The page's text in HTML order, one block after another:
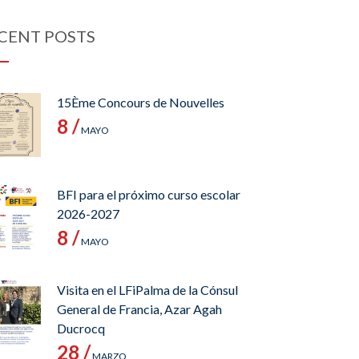
POSTS
15Ème Concours de Nouvelles
8 /MAYO
BFI para el próximo curso escolar
2026-2027
8 /MAYO
Visita en el LFiPalma de la Cónsul
General de Francia, Azar Agah
Ducrocq
28 /MARZO